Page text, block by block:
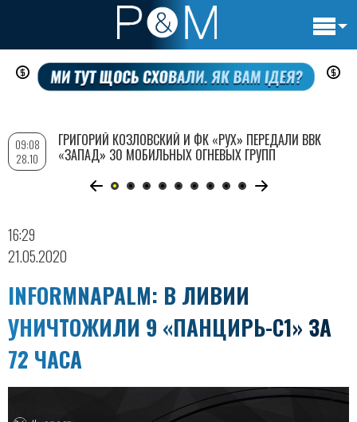
Перейти
содержанию
16:29
21.05.2020
INFORMNAPALM: В ЛИВИИ
УНИЧТОЖИЛИ 9 «ПАНЦИРЬ-С1» ЗА
72 ЧАСА
09:08
28.10
ГРИГОРИЙ КОЗЛОВСКИЙ И ФК «РУХ» ПЕРЕДАЛИ ВВК
«ЗАПАД» 30 МОБИЛЬНЫХ ОГНЕВЫХ ГРУПП